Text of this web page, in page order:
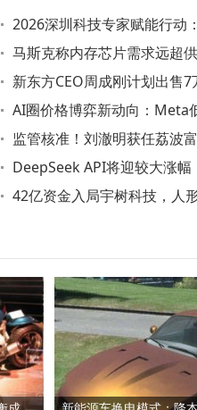
别家里网速慢的烦恼
2026深圳科技专家赋能行动
入强劲动力
马斯克称内存芯片需求远超
兆易创新领涨
新东方CEO周成刚计划出售
人民币
AI圈价格博弈新动向：Meta
谋长远
监管核准！刘澈明获任荔波
到任履职
DeepSeek API将迎较大涨
题42亿资金入局宇树科技，人